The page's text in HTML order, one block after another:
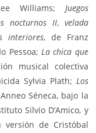
Williams; Juegos
nocturnos II, velada
interiores, de Franz
Pessoa; La chica que
musical colectiva
Sylvia Plath; Los
Séneca, bajo la
Silvio D’Amico, y
versión de Cristóbal